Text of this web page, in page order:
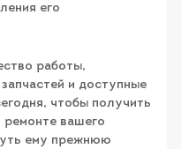
его
работы,
и доступные
чтобы получить
вашего
ему прежнюю